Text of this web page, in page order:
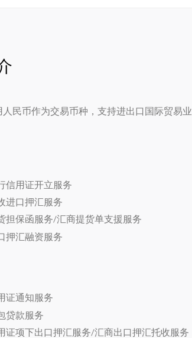
民币作为交易币种，支持进出口国际贸易
信用证开立服务
进口押汇服务
担保函服务/汇商提货单支援服务
押汇融资服务
证通知服务
贷款服务
证项下出口押汇服务/汇商出口押汇托收服务